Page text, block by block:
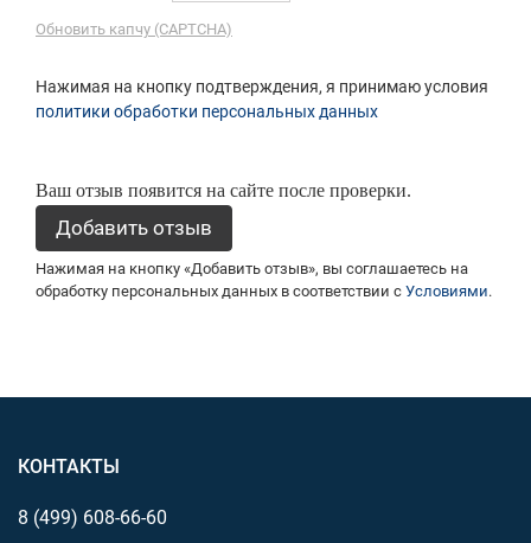
Обновить капчу (CAPTCHA)
Нажимая на кнопку подтверждения, я принимаю условия
политики обработки персональных данных
Ваш отзыв появится на сайте после проверки.
Нажимая на кнопку «Добавить отзыв», вы соглашаетесь на
обработку персональных данных в соответствии с Условиями.
КОНТАКТЫ
8 (499) 608-66-60